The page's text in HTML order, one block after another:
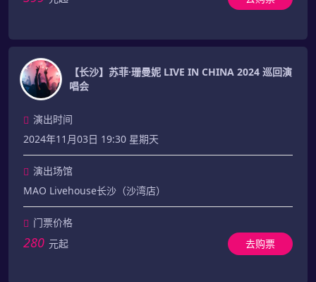
【长沙】苏菲·珊曼妮 LIVE IN CHINA 2024 巡回演
唱会
演出时间
2024年11月03日 19:30 星期天
演出场馆
MAO Livehouse长沙（沙湾店）
门票价格
280 元起 去购票